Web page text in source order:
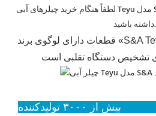
لطفاً هنگام خرید چیلرهای آبی Teyu مدل S&A، لوگوی Teyu را به خاطر
داشته باشید.
قطعات دارای لوگوی برند «S&A Teyu» هستند. این یک عامل
بیش از ۳۰۰۰ تولیدکننده، Teyu (S&A Teyu) را انتخاب